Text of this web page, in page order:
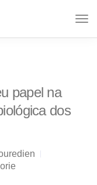
papel na
dos